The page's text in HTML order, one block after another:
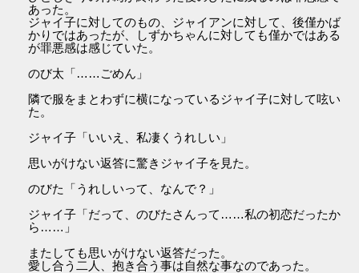
あった。
ジャイ子に対してのもの、ジャイアンに対して、後僅かば
かりではあったが、しずかちゃんに対しても僅かではある
が罪悪感は感じていた。
のび太「……ごめん」
隣で服をまとわずに横になっているジャイ子に対して呟い
た。
ジャイ子「いいえ、私凄くうれしい」
思いがけない返答に驚きジャイ子を見た。
のびた「うれしいって、なんで？」
ジャイ子「だって、のびたさんって……私の初恋だったか
ら……」
またしても思いがけない返答だった。
愛し合う二人、抱き合う事は自然な事なのであった。